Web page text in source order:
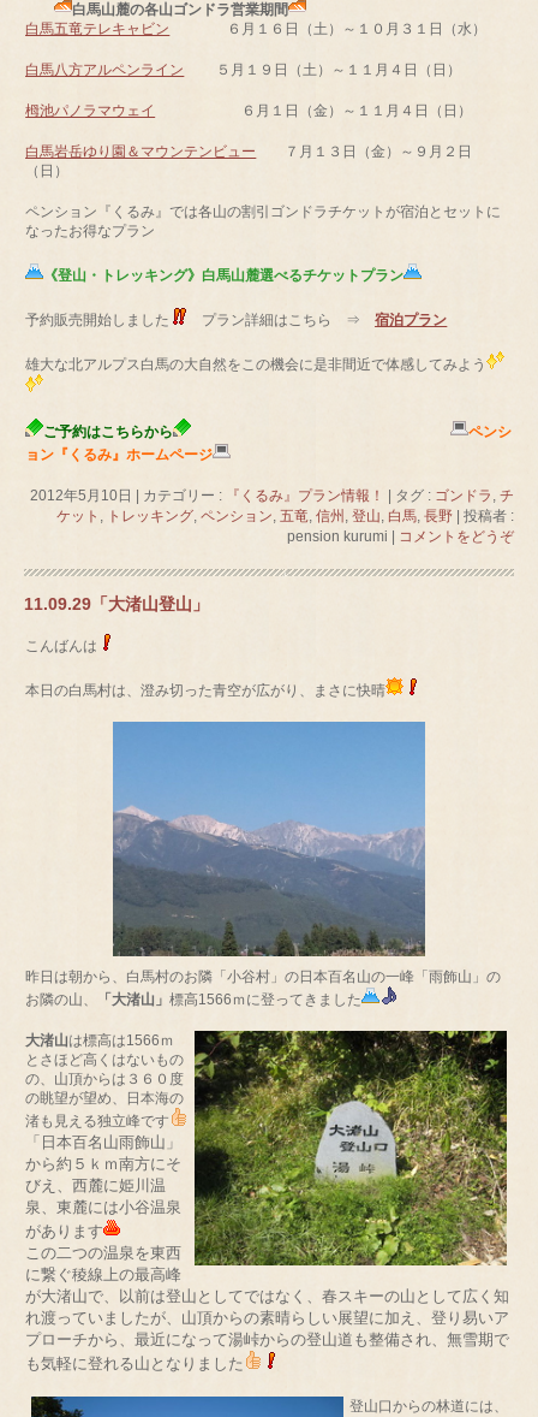
白馬山麓の各山ゴンドラ営業期間
白馬五竜テレキャビン ６月１６日（土）～１０月３１日（水）
白馬八方アルペンライン ５月１９日（土）～１１月４日（日）
栂池パノラマウェイ ６月１日（金）～１１月４日（日）
白馬岩岳ゆり園＆マウンテンビュー ７月１３日（金）～９月２日
（日）
ペンション『くるみ』では各山の割引ゴンドラチケットが宿泊とセットに
なったお得なプラン
《登山・トレッキング》白馬山麓選べるチケットプラン
予約販売開始しました プラン詳細はこちら ⇒宿泊プラン
雄大な北アルプス白馬の大自然をこの機会に是非間近で体感してみよう
ご予約はこちらから
ペンシ
ョン『くるみ』ホームページ
2012年5月10日 カテゴリー : 『くるみ』プラン情報！ タグ : ゴンドラ , チ
ケット , トレッキング, ペンション, 五竜, 信州 , 登山, 白馬, 長野
投稿者 :
pension kurumi
コメントをどうぞ
11.09.29「大渚山登山」
こんばんは
本日の白馬村は、澄み切った青空が広がり、まさに快晴
昨日は朝から、白馬村のお隣「小谷村」の日本百名山の一峰「雨飾山」の
お隣の山、
「大渚山」標高1566ｍに登ってきました
大渚山は標高は1566ｍ
とさほど高くはないもの
の、山頂からは３６０度
の眺望が望め、日本海の
渚も見える独立峰です
「日本百名山雨飾山」
から約５ｋｍ南方にそ
びえ、西麓に姫川温
泉、東麓には小谷温泉
があります
この二つの温泉を東西
に繋ぐ稜線上の最高峰
が大渚山で、以前は登山としてではなく、春スキーの山として広く知
れ渡っていましたが、山頂からの素晴らしい展望に加え、登り易いア
プローチから、最近になって湯峠からの登山道も整備され、無雪期で
も気軽に登れる山となりました
登山口からの林道には、